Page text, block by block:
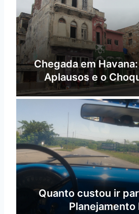
Chegada em
Aplausos e o
Quanto custou ir
Planejamento